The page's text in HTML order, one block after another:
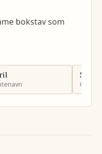
bokstav som
Samir